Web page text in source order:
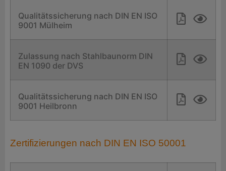
Qualitätssicherung nach DIN EN ISO
9001 Mülheim
Zulassung nach Stahlbaunorm DIN
EN 1090 der DVS
Qualitätssicherung nach DIN EN ISO
9001 Heilbronn
Zertifizierungen nach DIN EN ISO 50001